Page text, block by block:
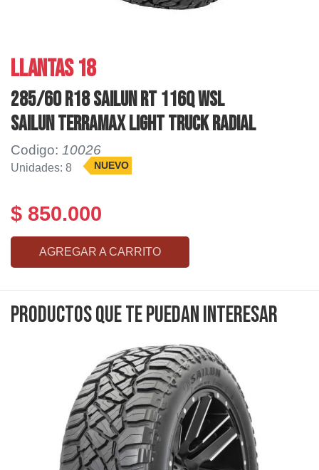
LLANTAS 18
285/60 R18 SAILUN RT 116Q WSL
SAILUN TERRAMAX LIGHT TRUCK RADIAL
Codigo: 10026
Unidades: 8 NUEVO
$ 850.000
AGREGAR A CARRITO
Productos que te puedan interesar